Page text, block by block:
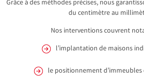
Grâce à des méthodes précises, nous
du centimètre au
Nos interventions couvrent
l’implantation de maisons
le positionnement d’immeubles